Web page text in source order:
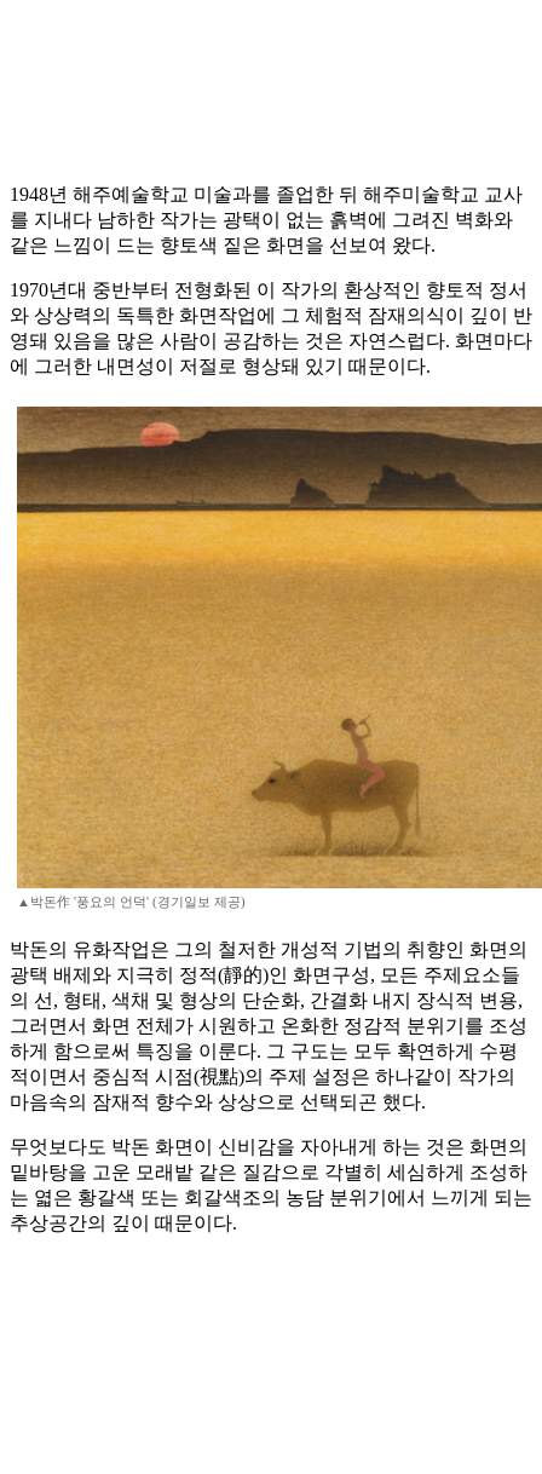
1948년 해주예술학교 미술과를 졸업한 뒤 해주미술학교 교사
를 지내다 남하한 작가는 광택이 없는 흙벽에 그려진 벽화와
같은 느낌이 드는 향토색 짙은 화면을 선보여 왔다.
1970년대 중반부터 전형화된 이 작가의 환상적인 향토적 정서
와 상상력의 독특한 화면작업에 그 체험적 잠재의식이 깊이 반
영돼 있음을 많은 사람이 공감하는 것은 자연스럽다. 화면마다
에 그러한 내면성이 저절로 형상돼 있기 때문이다.
▲박돈作 '풍요의 언덕' (경기일보 제공)
박돈의 유화작업은 그의 철저한 개성적 기법의 취향인 화면의
광택 배제와 지극히 정적(靜的)인 화면구성, 모든 주제요소들
의 선, 형태, 색채 및 형상의 단순화, 간결화 내지 장식적 변용,
그러면서 화면 전체가 시원하고 온화한 정감적 분위기를 조성
하게 함으로써 특징을 이룬다. 그 구도는 모두 확연하게 수평
적이면서 중심적 시점(視點)의 주제 설정은 하나같이 작가의
마음속의 잠재적 향수와 상상으로 선택되곤 했다.
무엇보다도 박돈 화면이 신비감을 자아내게 하는 것은 화면의
밑바탕을 고운 모래밭 같은 질감으로 각별히 세심하게 조성하
는 엷은 황갈색 또는 회갈색조의 농담 분위기에서 느끼게 되는
추상공간의 깊이 때문이다.